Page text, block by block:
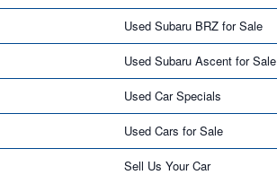
Used Subaru BRZ for Sale
Used Subaru Ascent for Sale
Used Car Specials
Used Cars for Sale
Sell Us Your Car